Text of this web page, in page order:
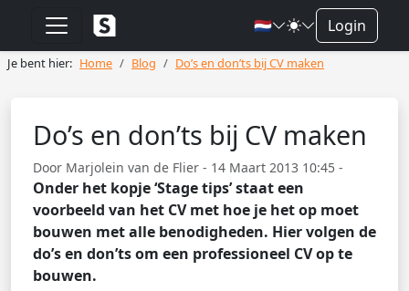
🇳🇱 Login
Je bent hier: Home Blog Do’s en don’ts bij CV maken
Do’s en don’ts bij CV maken
Door Marjolein van de Flier - 14 Maart 2013 10:45 -
Onder het kopje ‘Stage tips’ staat een
voorbeeld van het CV met hoe je het op moet
bouwen met alle benodigheden. Hier volgen de
do’s en don’ts om een professioneel CV op te
bouwen.